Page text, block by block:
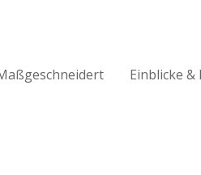
Einblicke